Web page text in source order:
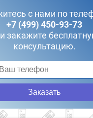
с нами по
+7 (499) 450-93-73
закажите
консультацию.
Заказать